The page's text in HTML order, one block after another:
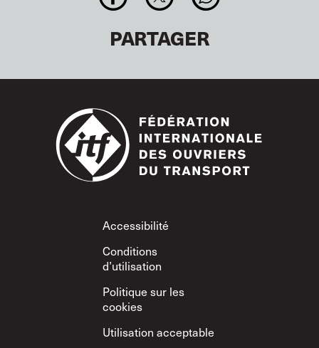
PARTAGER
Footer
Accessibilité
Conditions
d’utilisation
Politique sur les
cookies
Utilisation acceptable